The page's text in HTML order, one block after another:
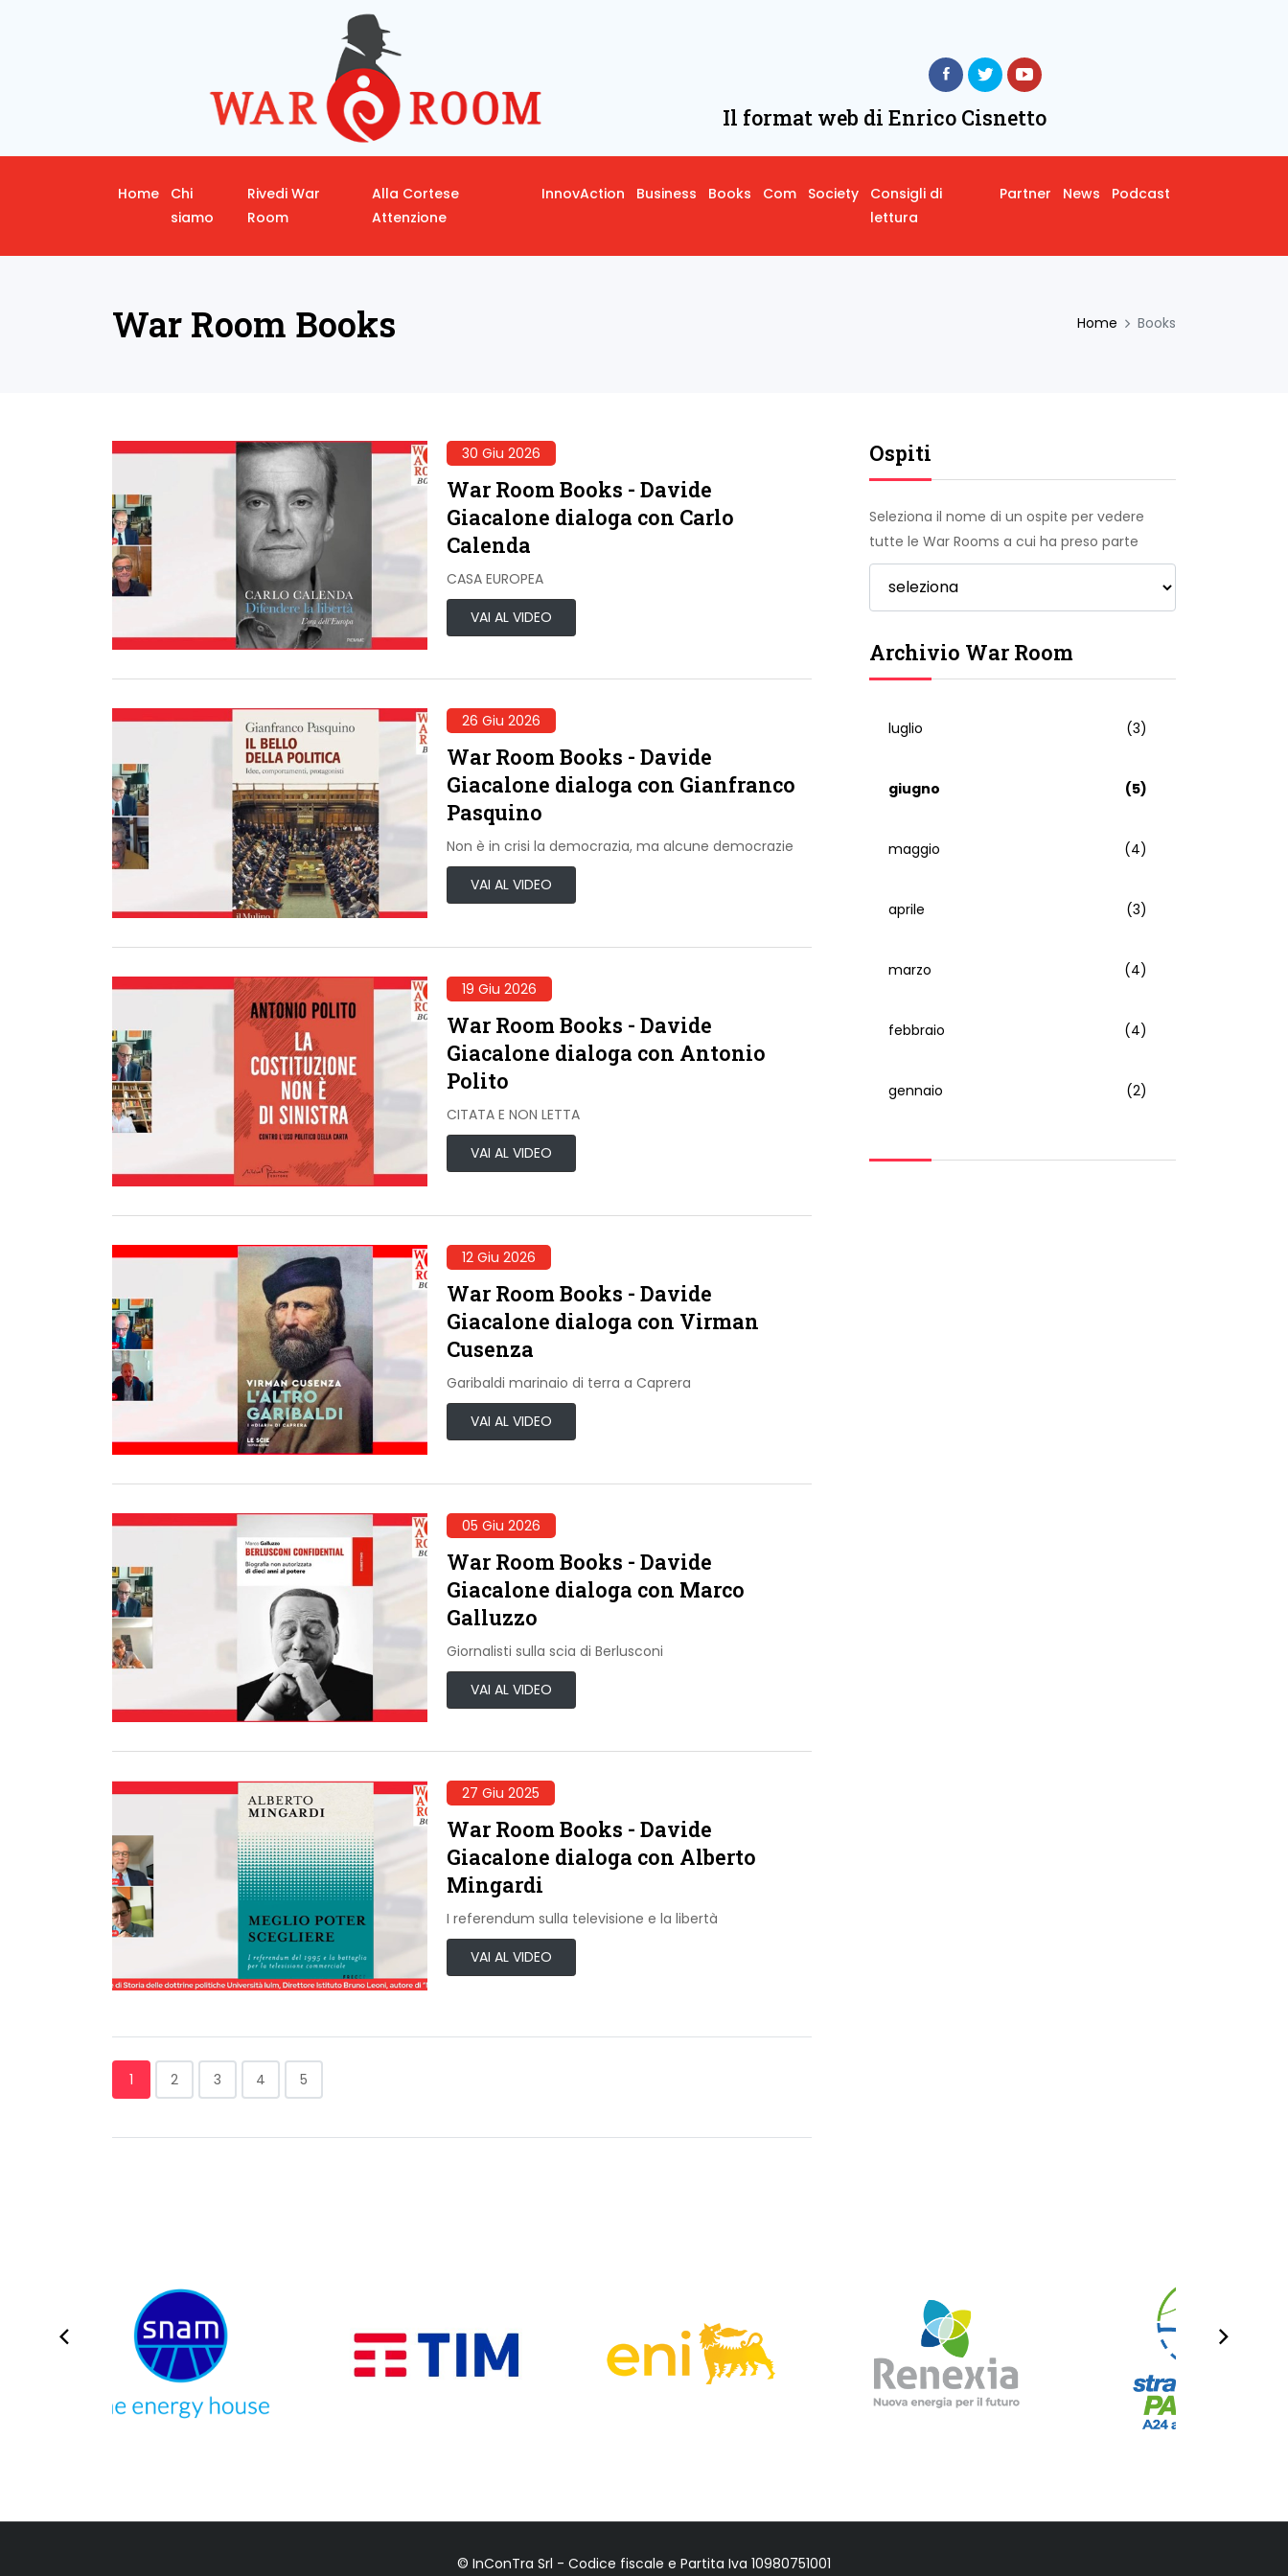
Il format web di Enrico Cisnetto
Home
Chi
siamo
Rivedi War
Room
Alla Cortese
Attenzione
InnovAction Business Books Com Society
Consigli di
lettura
Partner News Podcast
War Room Books Home Books
30 Giu 2026
War Room Books - Davide
Giacalone dialoga con Carlo
Calenda
CASA EUROPEA
VAI AL VIDEO
26 Giu 2026
War Room Books - Davide
Giacalone dialoga con Gianfranco
Pasquino
Non è in crisi la democrazia, ma alcune democrazie
VAI AL VIDEO
19 Giu 2026
War Room Books - Davide
Giacalone dialoga con Antonio
Polito
CITATA E NON LETTA
VAI AL VIDEO
12 Giu 2026
War Room Books - Davide
Giacalone dialoga con Virman
Cusenza
Garibaldi marinaio di terra a Caprera
VAI AL VIDEO
05 Giu 2026
War Room Books - Davide
Giacalone dialoga con Marco
Galluzzo
Giornalisti sulla scia di Berlusconi
VAI AL VIDEO
27 Giu 2025
War Room Books - Davide
Giacalone dialoga con Alberto
Mingardi
I referendum sulla televisione e la libertà
VAI AL VIDEO
1 2 3 4 5
Ospiti
Seleziona il nome di un ospite per vedere
tutte le War Rooms a cui ha preso parte
Archivio War Room
luglio (3)
giugno (5)
maggio (4)
aprile (3)
marzo (4)
febbraio (4)
gennaio (2)
© InConTra Srl - Codice fiscale e Partita Iva 10980751001